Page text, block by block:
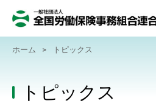
ホーム > トピックス
トピックス